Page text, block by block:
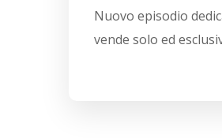
Nuovo episodio
vende solo ed